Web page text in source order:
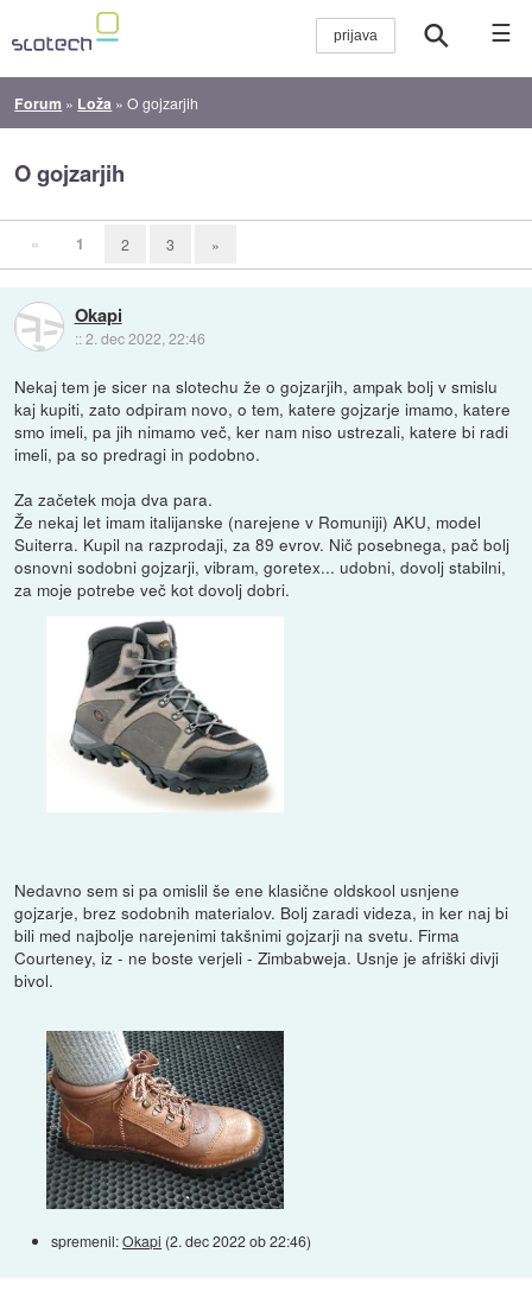
☰
Forum » Loža »O gojzarjih
O gojzarjih
« 1 2 3 »
Okapi
::2. dec 2022, 22:46
Nekaj tem je sicer na slotechu že o gojzarjih, ampak bolj v smislu
kaj kupiti, zato odpiram novo, o tem, katere gojzarje imamo, katere
smo imeli, pa jih nimamo več, ker nam niso ustrezali, katere bi radi
imeli, pa so predragi in podobno.
Za začetek moja dva para.
Že nekaj let imam italijanske (narejene v Romuniji) AKU, model
Suiterra. Kupil na razprodaji, za 89 evrov. Nič posebnega, pač bolj
osnovni sodobni gojzarji, vibram, goretex... udobni, dovolj stabilni,
za moje potrebe več kot dovolj dobri.
Nedavno sem si pa omislil še ene klasične oldskool usnjene
gojzarje, brez sodobnih materialov. Bolj zaradi videza, in ker naj bi
bili med najbolje narejenimi takšnimi gojzarji na svetu. Firma
Courteney, iz - ne boste verjeli - Zimbabweja. Usnje je afriški divji
bivol.
spremenil:Okapi (2. dec 2022 ob 22:46)